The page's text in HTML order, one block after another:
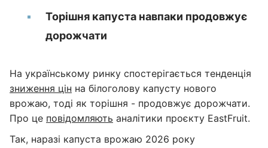
Торішня капуста навпаки продовжує
дорожчати
На українському ринку спостерігається тенденція
зниження цін на білоголову капусту нового
врожаю, тоді як торішня - продовжує дорожчати.
Про це повідомляють аналітики проєкту EastFruit.
Так, наразі капуста врожаю 2026 року